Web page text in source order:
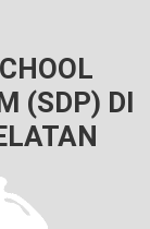
(SDP) DI